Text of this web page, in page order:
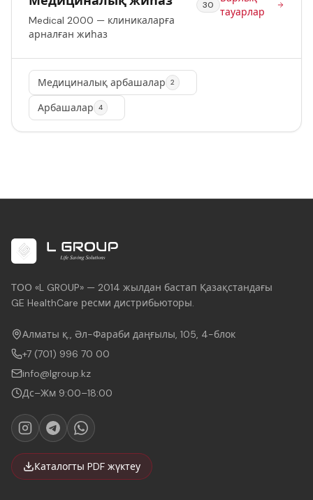
Medical 2000 — клиникаларға
арналған жиһаз
30
тауарлар
Медициналық арбашалар 2
Арбашалар 4
ТОО «L GROUP» — 2014 жылдан бастап Қазақстандағы
GE HealthCare ресми дистрибьюторы.
Алматы қ., Әл-Фараби даңғылы, 105, 4-блок
+7 (701) 996 70 00
info@lgroup.kz
Дс–Жм 9:00–18:00
Каталогты PDF жүктеу